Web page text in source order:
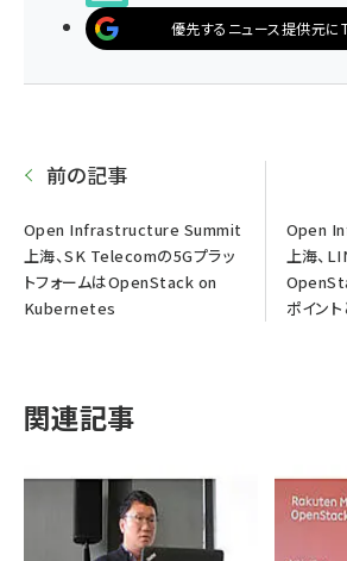
優先するニュース提供元
前の記事
Open Infrastructure Summit
上海、SK Telecomの5Gプラッ
トフォームはOpenStack on
Kubernetes
Open
上海、
ポイント
関連記事